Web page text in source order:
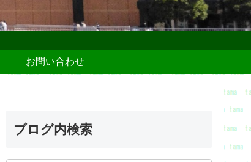
お問い合わせ
ブログ内検索